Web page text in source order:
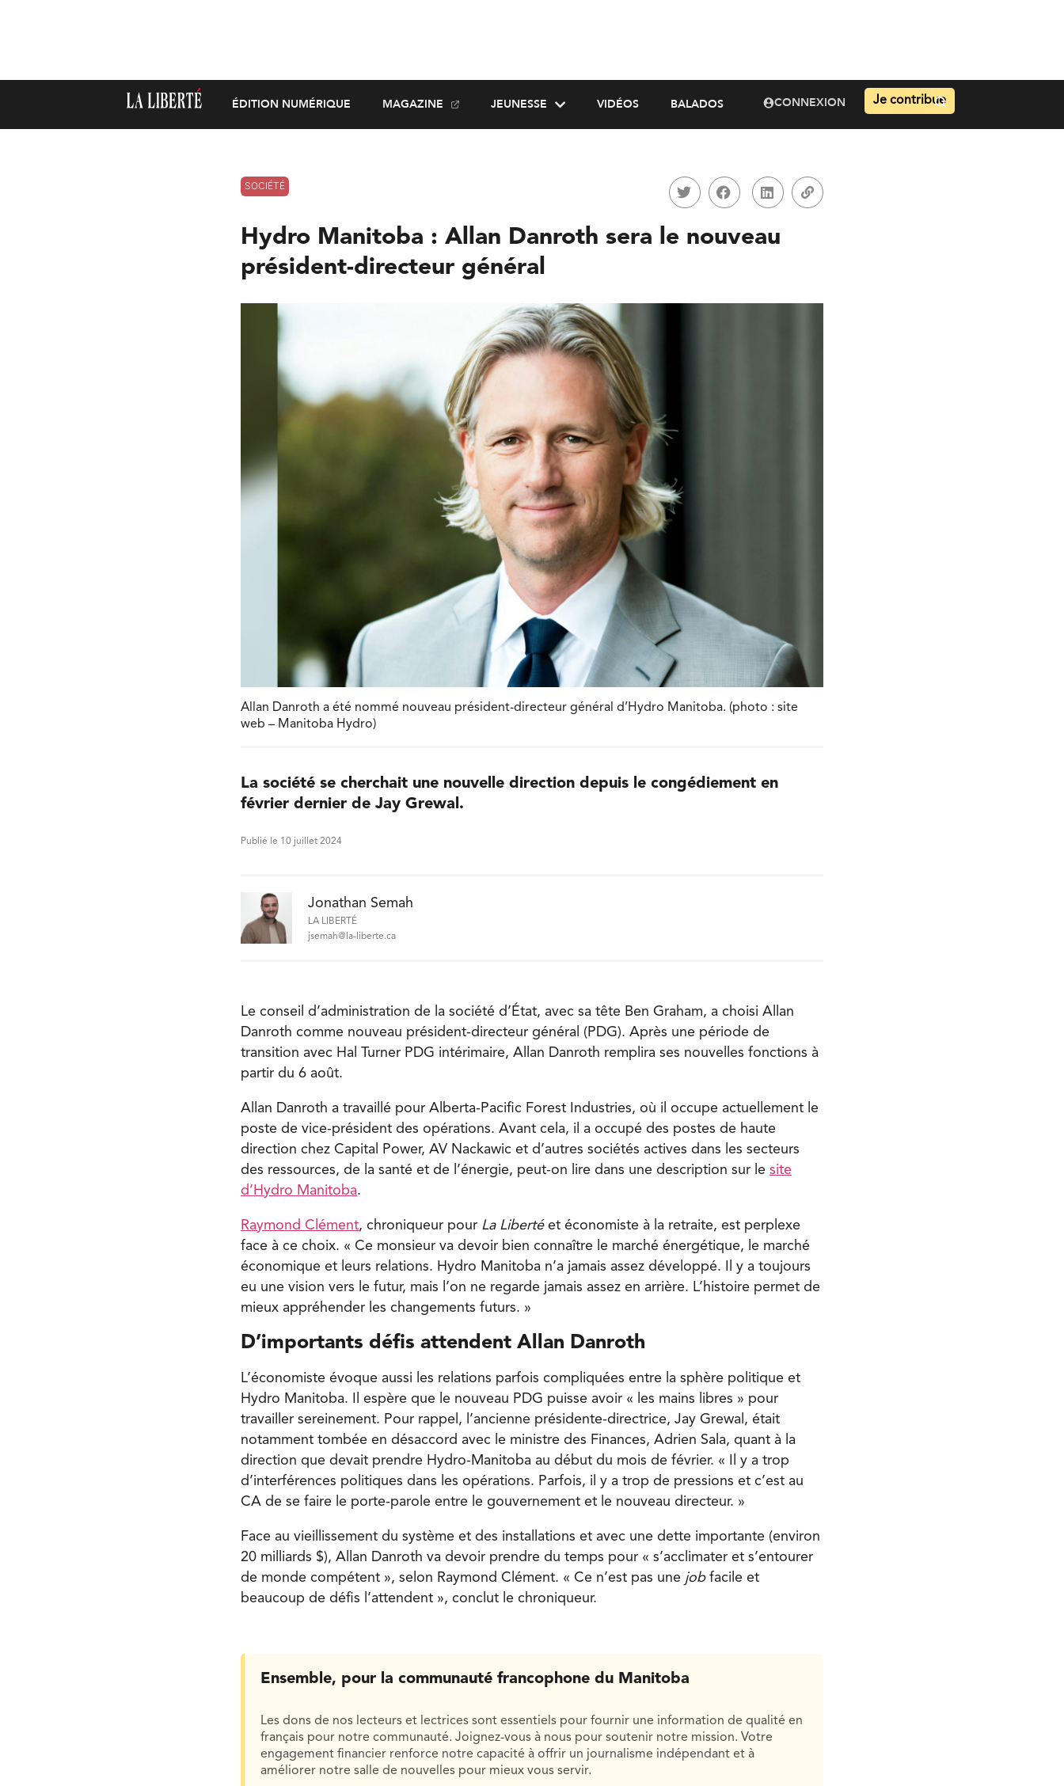
ÉDITION NUMÉRIQUE MAGAZINE JEUNESSE VIDÉOS BALADOS CONNEXION Je contribue
SOCIÉTÉ
Hydro Manitoba : Allan Danroth sera le nouveau
président-directeur général
Allan Danroth a été nommé nouveau président-directeur général d’Hydro Manitoba. (photo : site
web – Manitoba Hydro)
La société se cherchait une nouvelle direction depuis le congédiement en
février dernier de Jay Grewal.
Publié le 10 juillet 2024
Jonathan Semah
LA LIBERTÉ
jsemah@la-liberte.ca
Le conseil d’administration de la société d’État, avec sa tête Ben Graham, a choisi Allan
Danroth comme nouveau président-directeur général (PDG). Après une période de
transition avec Hal Turner PDG intérimaire, Allan Danroth remplira ses nouvelles fonctions à
partir du 6 août.
Allan Danroth a travaillé pour Alberta-Pacific Forest Industries, où il occupe actuellement le
poste de vice-président des opérations. Avant cela, il a occupé des postes de haute
direction chez Capital Power, AV Nackawic et d’autres sociétés actives dans les secteurs
des ressources, de la santé et de l’énergie, peut-on lire dans une description sur le site
d’Hydro Manitoba.
Raymond Clément, chroniqueur pour La Libertéet économiste à la retraite, est perplexe
face à ce choix. « Ce monsieur va devoir bien connaître le marché énergétique, le marché
économique et leurs relations. Hydro Manitoba n’a jamais assez développé. Il y a toujours
eu une vision vers le futur, mais l’on ne regarde jamais assez en arrière. L’histoire permet de
mieux appréhender les changements futurs. »
D’importants défis attendent Allan Danroth
L’économiste évoque aussi les relations parfois compliquées entre la sphère politique et
Hydro Manitoba. Il espère que le nouveau PDG puisse avoir « les mains libres » pour
travailler sereinement. Pour rappel, l’ancienne présidente-directrice, Jay Grewal, était
notamment tombée en désaccord avec le ministre des Finances, Adrien Sala, quant à la
direction que devait prendre Hydro-Manitoba au début du mois de février. « Il y a trop
d’interférences politiques dans les opérations. Parfois, il y a trop de pressions et c’est au
CA de se faire le porte-parole entre le gouvernement et le nouveau directeur. »
Face au vieillissement du système et des installations et avec une dette importante (environ
20 milliards $), Allan Danroth va devoir prendre du temps pour « s’acclimater et s’entourer
de monde compétent », selon Raymond Clément. « Ce n’est pas une jobfacile et
beaucoup de défis l’attendent », conclut le chroniqueur.
Ensemble, pour la communauté francophone du Manitoba
Les dons de nos lecteurs et lectrices sont essentiels pour fournir une information de qualité en
français pour notre communauté. Joignez-vous à nous pour soutenir notre mission. Votre
engagement financier renforce notre capacité à offrir un journalisme indépendant et à
améliorer notre salle de nouvelles pour mieux vous servir.